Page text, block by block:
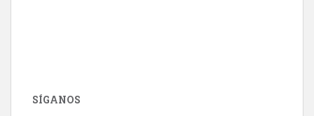
SÍGANOS